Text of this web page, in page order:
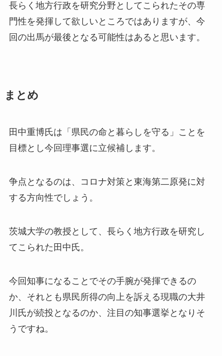
長らく地方行政を研究分野としてこられたその専
門性を発揮して欲しいところではありますが、今
回の出馬が最後となる可能性はあると思います。
まとめ
田中重博氏は「県民の命と暮らしを守る」ことを
目標とし今回理事選に立候補します。
争点となるのは、コロナ対策と東海第二原発に対
する方向性でしょう。
茨城大学の教授として、長らく地方行政を研究し
てこられた田中氏。
今回知事になることでその手腕が発揮できるの
か、それとも県民所得の向上を訴える現職の大井
川氏が続投となるのか、注目の知事選挙となりそ
うですね。